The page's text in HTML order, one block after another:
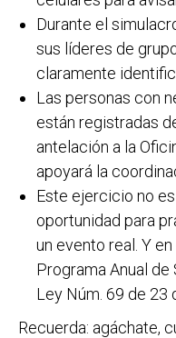
Durante el
sus líderes de
claramente
Las personas con
están registradas
antelación a la
apoyará la
Este ejercicio no
oportunidad para
un evento real. Y
Programa Anual
Ley Núm. 69 de 23
Recuerda: agáchate,